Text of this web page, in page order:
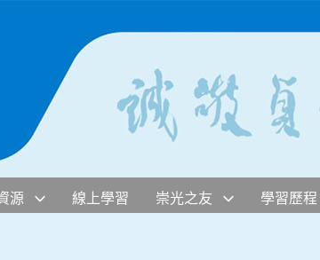
源 線上學習 崇光之友
學習歷程